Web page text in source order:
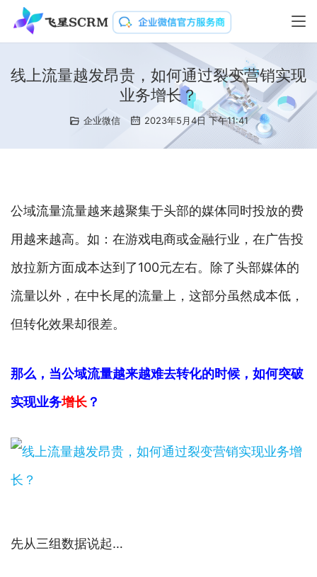
线上流量越发昂贵，如何通过裂变营销实现
业务增长？
企业微信 2023年5月4日 下午11:41
公域流量流量越来越聚集于头部的媒体同时投放的费
用越来越高。如：在游戏电商或金融行业，在广告投
放拉新方面成本达到了100元左右。除了头部媒体的
流量以外，在中长尾的流量上，这部分虽然成本低，
但转化效果却很差。
那么，当公域流量越来越难去转化的时候，如何突破
实现业务增长 ？
先从三组数据说起…